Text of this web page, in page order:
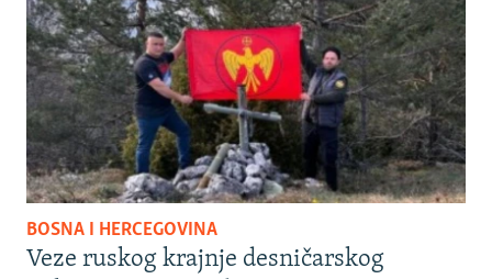
BOSNA I HERCEGOVINA
Veze ruskog krajnje desničarskog